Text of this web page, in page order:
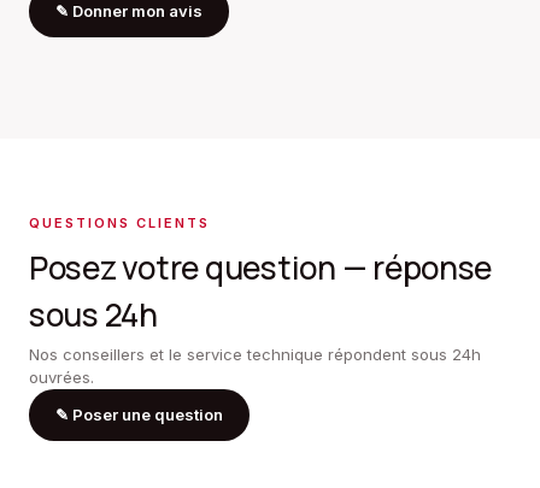
✎ Donner mon avis
QUESTIONS CLIENTS
Posez votre question — réponse
sous 24h
Nos conseillers et le service technique répondent sous 24h
ouvrées.
✎ Poser une question